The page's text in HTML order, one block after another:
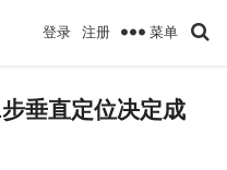
登录 注册 菜单
垂直定位决定成